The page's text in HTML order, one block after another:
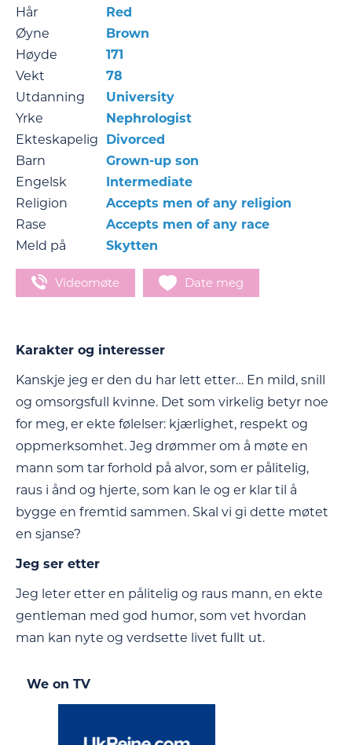
Hår
Red
Øyne
Brown
Høyde
171
Vekt
78
Utdanning
University
Yrke
Nephrologist
Ekteskapelig
Divorced
Barn
Grown-up son
Engelsk
Intermediate
Religion
Accepts men of any religion
Rase
Accepts men of any race
Meld på
Skytten
Videomøte Date meg
Karakter og interesser
Kanskje jeg er den du har lett etter… En mild, snill
og omsorgsfull kvinne. Det som virkelig betyr noe
for meg, er ekte følelser: kjærlighet, respekt og
oppmerksomhet. Jeg drømmer om å møte en
mann som tar forhold på alvor, som er pålitelig,
raus i ånd og hjerte, som kan le og er klar til å
bygge en fremtid sammen. Skal vi gi dette møtet
en sjanse?
Jeg ser etter
Jeg leter etter en pålitelig og raus mann, en ekte
gentleman med god humor, som vet hvordan
man kan nyte og verdsette livet fullt ut.
We on TV